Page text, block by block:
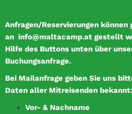
Anfragen/Reservierungen können
an info@maltacamp.at gestellt
Hilfe des Buttons unten über
Buchungsanfrage.
Bei Mailanfrage geben Sie uns
Daten aller Mitreisenden bekannt:
Vor- & Nachname